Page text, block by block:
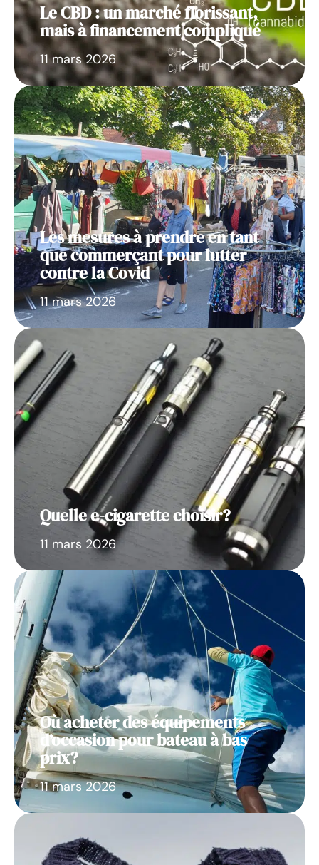
Le CBD : un marché florissant,
mais à financement compliqué
11 mars 2026
Les mesures à prendre en tant
que commerçant pour lutter
contre la Covid
11 mars 2026
Quelle e-cigarette choisir?
11 mars 2026
Où acheter des équipements
d’occasion pour bateau à bas
prix?
11 mars 2026